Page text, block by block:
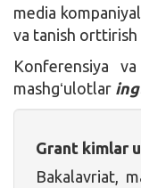
media
va tanish
Konferensiya
mashgʻulotlar
Grant kimlar
Bakalavriat,